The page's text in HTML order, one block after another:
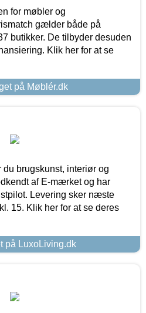
for møbler og
gælder både på
butikker. De tilbyder desuden
Klik her for at se
på Møblér.dk
brugskunst, interiør og
af E-mærket og har
Levering sker næste
15. Klik her for at se deres
på LuxoLiving.dk